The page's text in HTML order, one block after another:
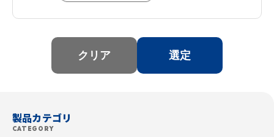
製品カテゴリ
CATEGORY